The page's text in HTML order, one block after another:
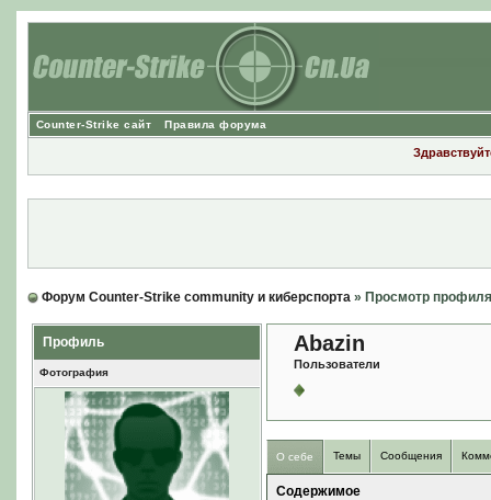
Counter-Strike сайт Правила форума
Форум Counter-Strike community и киберспорта» Просмотр профиля
Профиль
Фотография
Abazin
Пользователи
О себе Темы Сообщения
Содержимое